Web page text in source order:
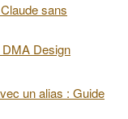
sans
DMA Design
un alias : Guide